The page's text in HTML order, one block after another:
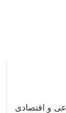
و اقتصادی